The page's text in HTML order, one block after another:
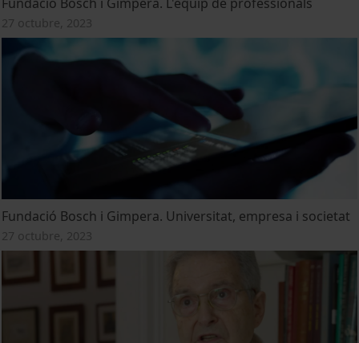
27 octubre, 2023
Fundació Bosch i Gimpera. Universitat, empresa i societat
27 octubre, 2023